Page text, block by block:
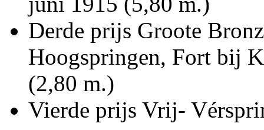
Derde prijs Groote
Hoogspringen, Fort bij
(2,80 m.)
Vierde prijs Vrij-